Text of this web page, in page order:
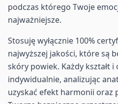
podczas którego Twoje
najważniejsze.
Stosuję wyłącznie 100%
najwyższej jakości, które są
skóry powiek. Każdy kształt
indywidualnie, analizując
uzyskać efekt harmonii oraz